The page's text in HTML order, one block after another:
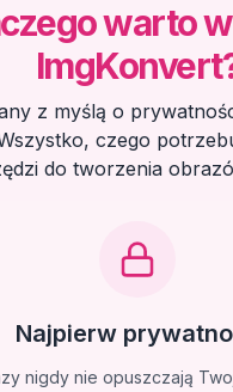
warto
z myślą o
czego
do tworzenia
Najpierw
nigdy nie opuszczają